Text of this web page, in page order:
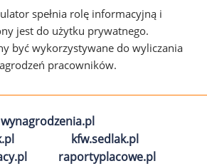
spełnia rolę informacyjną i
jest do użytku prywatnego.
być wykorzystywane do wyliczania
pracowników.
wynagrodzenia.pl
kfw.sedlak.pl
raportyplacowe.pl